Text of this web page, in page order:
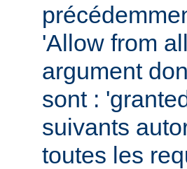
'Allow from
argument
sont :
suivants
toutes les